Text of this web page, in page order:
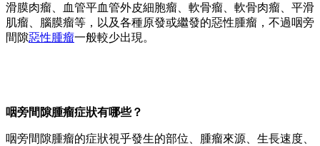
滑膜肉瘤、血管平血管外皮細胞瘤、軟骨瘤、軟骨肉瘤、平滑
肌瘤、腦膜瘤等，以及各種原發或繼發的惡性腫瘤，不過咽旁
間隙惡性腫瘤一般較少出現。
咽旁間隙腫瘤症狀有哪些？
咽旁間隙腫瘤的症狀視乎發生的部位、腫瘤來源、生長速度、